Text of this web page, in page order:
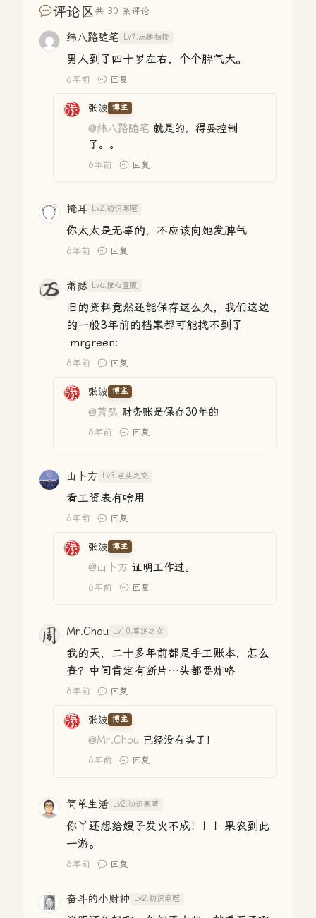
评论区 共 30 条评论
纬八路随笔 Lv7.志趣相投
男人到了四十岁左右，个个脾气大。
6年前 回复
张波 博主
@纬八路随笔 就是的，得要控制
了。。
6年前 回复
掩耳 Lv2.初识寒暄
你太太是无辜的，不应该向她发脾气
6年前 回复
萧瑟 Lv6.推心置腹
旧的资料竟然还能保存这么久，我们这边
的一般3年前的档案都可能找不到了
:mrgreen:
6年前 回复
张波 博主
@萧瑟 财务账是保存30年的
6年前 回复
山卜方 Lv3.点头之交
看工资表有啥用
6年前 回复
张波 博主
@山卜方 证明工作过。
6年前 回复
Mr.Chou Lv10.莫逆之交
我的天，二十多年前都是手工账本，怎么
查？中间肯定有断片…头都要炸咯
6年前 回复
张波 博主
@Mr.Chou 已经没有头了！
6年前 回复
简单生活 Lv2.初识寒暄
你丫还想给嫂子发火不成！！！果农到此
一游。
6年前 回复
奋斗的小财神 Lv2.初识寒暄